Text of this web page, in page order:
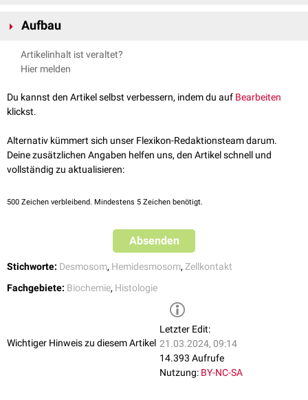
Adherens junctions
Desmosomen verbinden zwei Zellen und interagieren mit
Intermediärfilamenten
erscheinen wie einhalbes Desmosom) und interagieren mit
Intermediärfilamenten.
Aufbau
Die verschiedenen Adhäsionskontakte sind aus unterschiedlichen
Transmembranproteinen
der extrazellulären Matrix bzw. bindet das entsprechende
Transmembranprotein der anderen Zelle. Die
interagieren.
Artikelinhalt ist veraltet?
Hier melden
Du kannst den Artikel selbst verbessern, indem du auf Bearbeiten
klickst.
Alternativ kümmert sich unser Flexikon-Redaktionsteam darum.
Deine zusätzlichen Angaben helfen uns, den Artikel schnell und
vollständig zu aktualisieren:
500 Zeichen verbleibend. Mindestens 5 Zeichen benötigt.
Absenden
Stichworte: Desmosom, Hemidesmosom, Zellkontakt
Fachgebiete: Biochemie, Histologie
Wichtiger Hinweis zu diesem Artikel
Letzter Edit:
21.03.2024, 09:14
14.393 Aufrufe
Nutzung: BY-NC-SA